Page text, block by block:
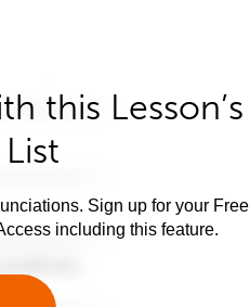
this Lesson’s
Sign up for your Free
including this feature.